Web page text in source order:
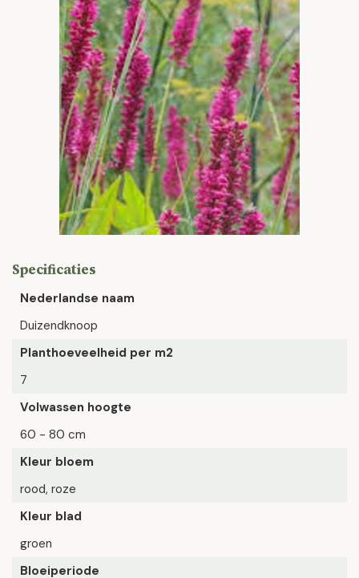
Specificaties
Nederlandse naam
Duizendknoop
Planthoeveelheid per m2
7
Volwassen hoogte
60 - 80 cm
Kleur bloem
rood, roze
Kleur blad
groen
Bloeiperiode